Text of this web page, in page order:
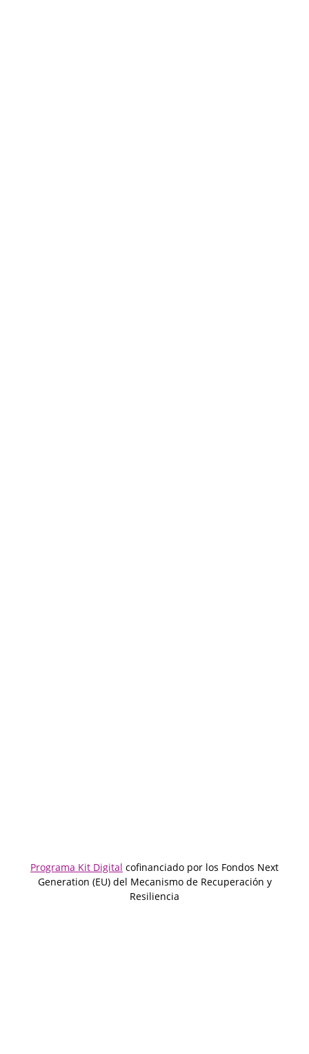
Programa Kit Digital cofinanciado por los Fondos Next
Generation (EU) del Mecanismo de Recuperación y
Resiliencia